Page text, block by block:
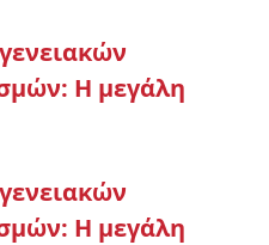
Η μεγάλη
Η μεγάλη